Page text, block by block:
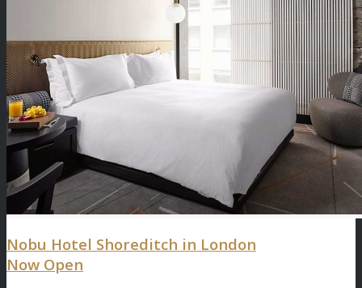
Nobu Hotel Shoreditch in London
Now Open